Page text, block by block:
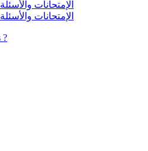
الإمتحانات والأسئلة
الإمتحانات والأسئلة
?